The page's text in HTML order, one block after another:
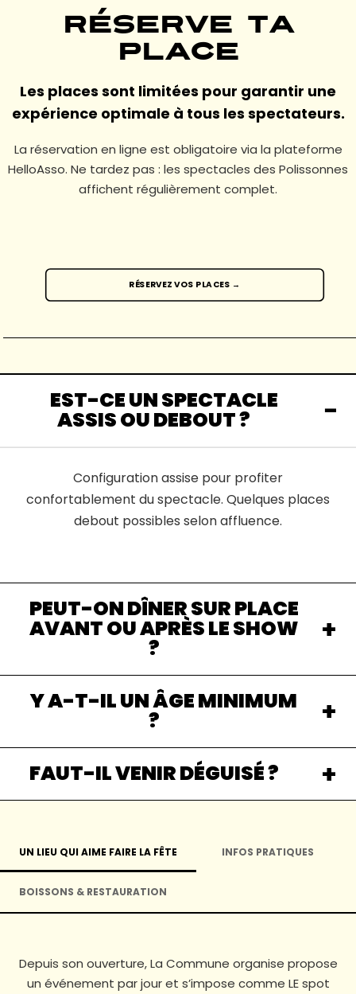
Réserve ta
place
Les places sont limitées pour garantir une
expérience optimale à tous les spectateurs.
La réservation en ligne est obligatoire via la plateforme
HelloAsso. Ne tardez pas : les spectacles des Polissonnes
affichent régulièrement complet.
RÉSERVEZ VOS PLACES →
EST-CE UN SPECTACLE
ASSIS OU DEBOUT ?
Configuration assise pour profiter
confortablement du spectacle. Quelques places
debout possibles selon affluence.
PEUT-ON DÎNER SUR PLACE
AVANT OU APRÈS LE SHOW
?
Y A-T-IL UN ÂGE MINIMUM
?
FAUT-IL VENIR DÉGUISÉ ?
UN LIEU QUI AIME FAIRE LA FÊTE INFOS PRATIQUES
BOISSONS & RESTAURATION
Depuis son ouverture, La Commune organise propose
un événement par jour et s’impose comme LE spot